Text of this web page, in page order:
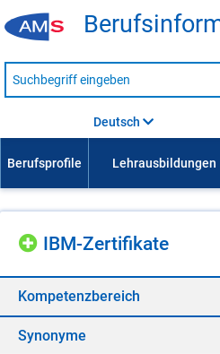
Suche
nach
Deutsch
IBM-Zer­ti­fi­ka­te
Kom­pe­tenz­be­reich
Syn­ony­me